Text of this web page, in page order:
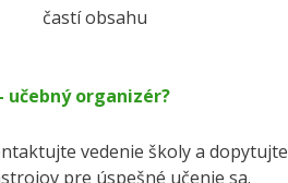
častí obsahu
učebný organizér?
vedenie školy a dopytujte
pre úspešné učenie sa.